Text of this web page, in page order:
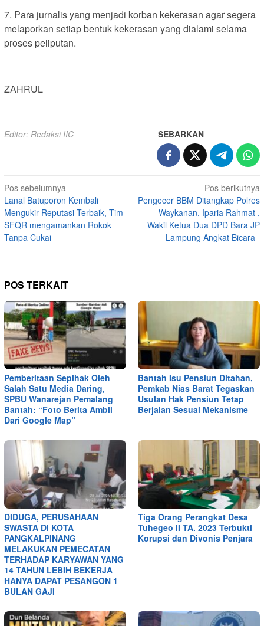
7. Para jurnalis yang menjadi korban kekerasan agar segera
melaporkan setiap bentuk kekerasan yang dialami selama
proses peliputan.
ZAHRUL
Editor: Redaksi IIC SEBARKAN
Navigasi
pos
Pos sebelumnya
Lanal Batuporon Kembali
Mengukir Reputasi Terbaik, Tim
SFQR mengamankan Rokok
Tanpa Cukai
Pos berikutnya
Pengecer BBM Ditangkap Polres
Waykanan, Iparia Rahmat ,
Wakil Ketua Dua DPD Bara JP
Lampung Angkat Bicara
POS TERKAIT
Pemberitaan Sepihak Oleh
Salah Satu Media Daring,
SPBU Wanarejan Pemalang
Bantah: “Foto Berita Ambil
Dari Google Map”
Bantah Isu Pensiun Ditahan,
Pemkab Nias Barat Tegaskan
Usulan Hak Pensiun Tetap
Berjalan Sesuai Mekanisme
DIDUGA, PERUSAHAAN
SWASTA DI KOTA
PANGKALPINANG
MELAKUKAN PEMECATAN
TERHADAP KARYAWAN YANG
14 TAHUN LEBIH BEKERJA
HANYA DAPAT PESANGON 1
BULAN GAJI
Tiga Orang Perangkat Desa
Tuhegeo II TA. 2023 Terbukti
Korupsi dan Divonis Penjara